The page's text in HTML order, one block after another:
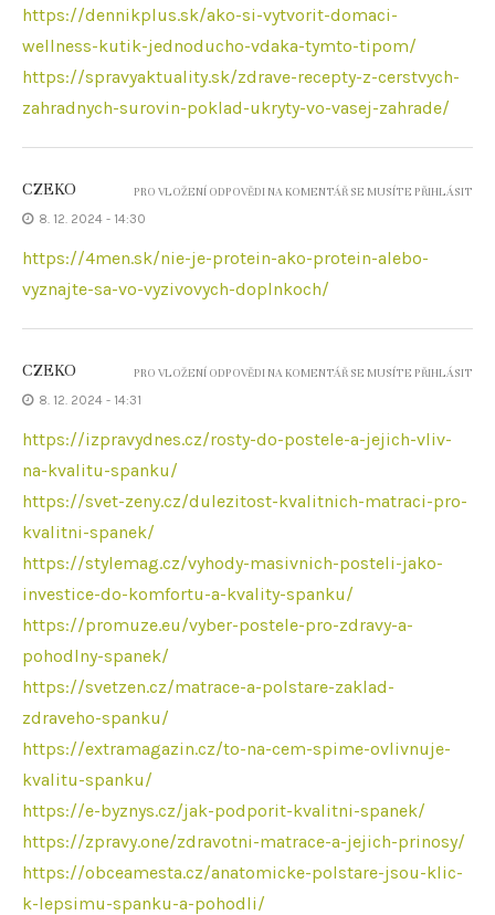
https://dennikplus.sk/ako-si-vytvorit-domaci-
wellness-kutik-jednoducho-vdaka-tymto-tipom/
https://spravyaktuality.sk/zdrave-recepty-z-cerstvych-
zahradnych-surovin-poklad-ukryty-vo-vasej-zahrade/
CZEKO
8. 12. 2024 - 14:30
https://4men.sk/nie-je-protein-ako-protein-alebo-
vyznajte-sa-vo-vyzivovych-doplnkoch/
PRO VLOŽENÍ ODPOVĚDI NA KOMENTÁŘ SE MUSÍTE PŘIHLÁSIT
CZEKO
8. 12. 2024 - 14:31
https://izpravydnes.cz/rosty-do-postele-a-jejich-vliv-
na-kvalitu-spanku/
https://svet-zeny.cz/dulezitost-kvalitnich-matraci-pro-
kvalitni-spanek/
https://stylemag.cz/vyhody-masivnich-posteli-jako-
investice-do-komfortu-a-kvality-spanku/
https://promuze.eu/vyber-postele-pro-zdravy-a-
pohodlny-spanek/
https://svetzen.cz/matrace-a-polstare-zaklad-
zdraveho-spanku/
https://extramagazin.cz/to-na-cem-spime-ovlivnuje-
kvalitu-spanku/
https://e-byznys.cz/jak-podporit-kvalitni-spanek/
https://zpravy.one/zdravotni-matrace-a-jejich-prinosy/
https://obceamesta.cz/anatomicke-polstare-jsou-klic-
k-lepsimu-spanku-a-pohodli/
PRO VLOŽENÍ ODPOVĚDI NA KOMENTÁŘ SE MUSÍTE PŘIHLÁSIT